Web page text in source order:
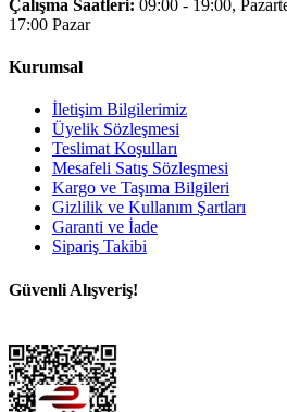
Çalışma Saatleri: 09:00 - 19:00,
17:00 Pazar
Kurumsal
İletişim Bilgilerimiz
Üyelik Sözleşmesi
Teslimat Koşulları
Mesafeli Satış Sözleşmesi
Kargo ve Taşıma Bilgileri
Gizlilik ve Kullanım Şartları
Garanti ve İade
Sipariş Takibi
Güvenli Alışveriş!